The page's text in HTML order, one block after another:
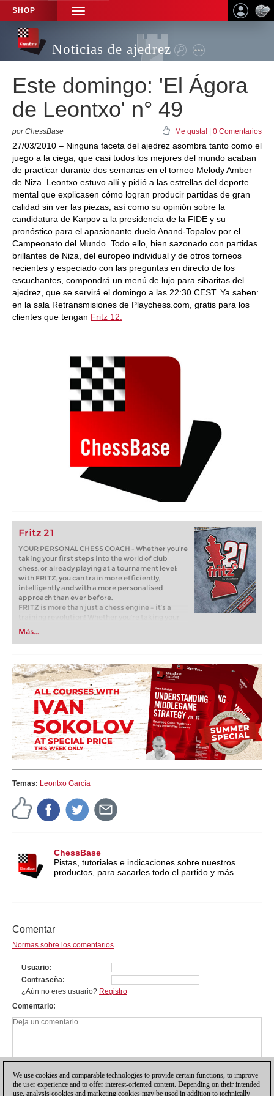
SHOP
TOGGLE
NAVIGATION
Noticias de ajedrez
Este domingo: 'El Ágora
de Leontxo' n° 49
por ChessBase Me gusta! 0 Comentarios
27/03/2010 – Ninguna faceta del ajedrez asombra tanto como el
juego a la ciega, que casi todos los mejores del mundo acaban
de practicar durante dos semanas en el torneo Melody Amber
de Niza. Leontxo estuvo allí y pidió a las estrellas del deporte
mental que explicasen cómo logran producir partidas de gran
calidad sin ver las piezas, así como su opinión sobre la
candidatura de Karpov a la presidencia de la FIDE y su
pronóstico para el apasionante duelo Anand-Topalov por el
Campeonato del Mundo. Todo ello, bien sazonado con partidas
brillantes de Niza, del europeo individual y de otros torneos
recientes y especiado con las preguntas en directo de los
escuchantes, compondrá un menú de lujo para sibaritas del
ajedrez, que se servirá el domingo a las 22:30 CEST. Ya saben:
en la sala Retransmisiones de Playchess.com, gratis para los
clientes que tengan Fritz 12.
Fritz 21
YOUR PERSONAL CHESS COACH - Whether you’re
taking your first steps into the world of club
chess, or already playing at a tournament level:
with FRITZ, you can train more efficiently,
intelligently and with a more personalised
approach than ever before.
FRITZ is more than just a chess engine – it’s a
training revolution! Whether you’re taking your
first steps into the world of club chess, or already
playing at a tournament level: with FRITZ, you can
train more efficiently, intelligently and with a
more personalised approach than ever before.
Más...
Temas: Leontxo García
ChessBase
Pistas, tutoriales e indicaciones sobre nuestros
productos, para sacarles todo el partido y más.
Comentar
Normas sobre los comentarios
Usuario
Contraseña
¿Aún no eres usuario? Registro
Comentario
We use cookies and comparable technologies to provide certain functions, to improve
the user experience and to offer interest-oriented content. Depending on their intended
use, analysis cookies and marketing cookies may be used in addition to technically